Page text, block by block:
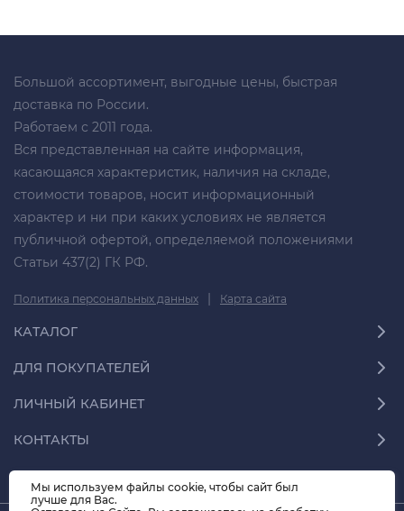
Большой ассортимент, выгодные цены, быстрая
доставка по России.
Работаем с 2011 года.
Вся представленная на сайте информация,
касающаяся характеристик, наличия на складе,
стоимости товаров, носит информационный
характер и ни при каких условиях не является
публичной офертой, определяемой положениями
Статьи 437(2) ГК РФ.
Политика персональных данных | Карта сайта
КАТАЛОГ
ДЛЯ ПОКУПАТЕЛЕЙ
ЛИЧНЫЙ КАБИНЕТ
КОНТАКТЫ
Мы используем файлы cookie, чтобы сайт был
лучше для Вас.